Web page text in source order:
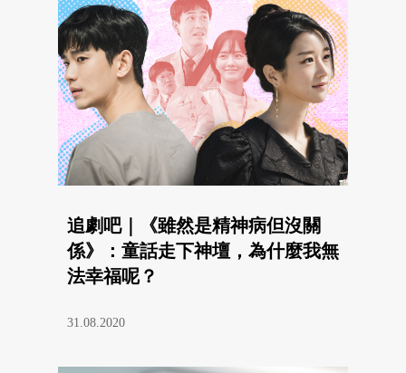
追劇吧｜《雖然是精神病但沒關
係》：童話走下神壇，為什麼我無
法幸福呢？
31.08.2020